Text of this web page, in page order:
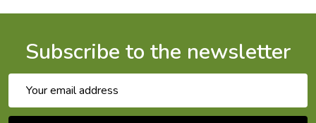
Subscribe to the newsletter
Address